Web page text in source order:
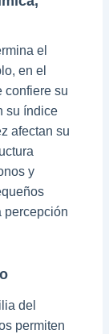
el
en el
confiere su
su índice
afectan su
y
percepción
del
permiten